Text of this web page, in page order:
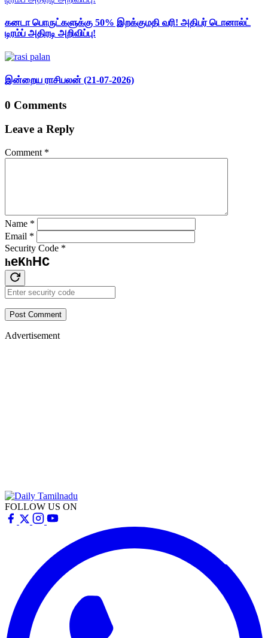
கனடா பொருட்களுக்கு 50% இறக்குமதி வரி! அதிபர் டொனால்ட்
டிரம்ப் அதிரடி அறிவிப்பு!
இன்றைய ராசிபலன் (21-07-2026)
0 Comments
Leave a Reply
Comment *
Name *
Email *
Security Code *
heKhHC
Post Comment
Advertisement
FOLLOW US ON